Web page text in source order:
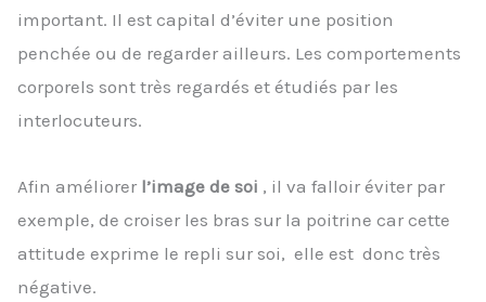
important. Il est capital d’éviter une position
penchée ou de regarder ailleurs. Les comportements
corporels sont très regardés et étudiés par les
interlocuteurs.
Afin améliorer l’image de soi , il va falloir éviter par
exemple, de croiser les bras sur la poitrine car cette
attitude exprime le repli sur soi, elle est donc très
négative.